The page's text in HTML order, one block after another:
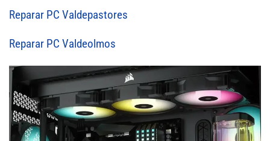
Reparar PC Valdepastores
Reparar PC Valdeolmos